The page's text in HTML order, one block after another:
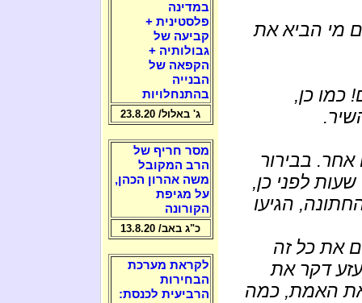
מי הביא את
כמו כן,
בבירור
לפני כן,
הגיעו
את כל זה
דקר את
האמת, כמה
במדינה
פלסטינית +
קביעה של
גבולותיה +
הקפאה של
הבנייה
בהתנחלויות
ג' באלול/ 23.8.20
מסר חריף של
הרב המקובל
משה אהרון הכהן,
על מגיפת
הקורונה
כ"ג באב/ 13.8.20
לקראת מערכת
הבחירות
הרביעית לכנסת: